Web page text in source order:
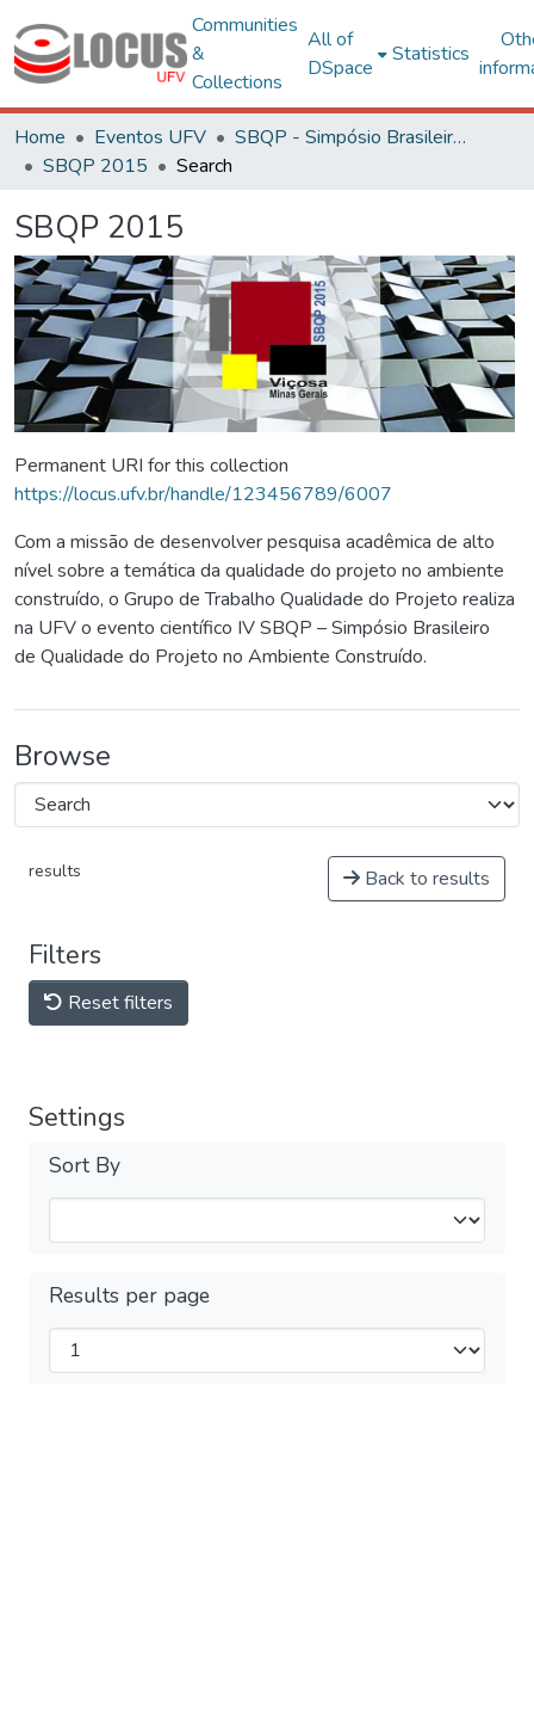
Communities
&
Collections
All of
DSpace
Statistics
Home Eventos UFV
SBQP - Simpósio Brasileiro de Qualidade do Projeto no Ambiente Construído
SBQP 2015
Search
SBQP 2015
Permanent URI for this collection
https://locus.ufv.br/handle/123456789/6007
Com a missão de desenvolver pesquisa acadêmica de alto
nível sobre a temática da qualidade do projeto no ambiente
construído, o Grupo de Trabalho Qualidade do Projeto realiza
na UFV o evento científico IV SBQP – Simpósio Brasileiro
de Qualidade do Projeto no Ambiente Construído.
Browse
results Back to results
Filters
Reset filters
Settings
Sort By
Results per page